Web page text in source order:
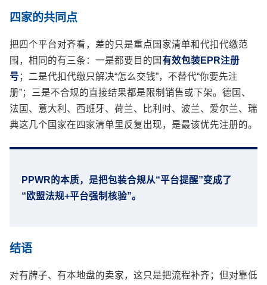
四家的共同点
把四个平台对齐看，差的只是重点国家清单和代扣代缴范
围，相同的有三条：一是都要目的国 有效包装EPR注册
号；二是代扣代缴只解决“怎么交钱”，不替代“你要先注
册”；三是不合规的直接结果都是限制销售或下架。德国、
法国、意大利、西班牙、荷兰、比利时、波兰、爱尔兰、瑞
典这几个国家在四家清单里反复出现，是最该优先注册的。
PPWR的本质，是把包装合规从“平台提醒”变成了
“欧盟法规+平台强制核验”。
结语
对有牌子、有本地盘的卖家，这只是把流程补齐；但对靠低